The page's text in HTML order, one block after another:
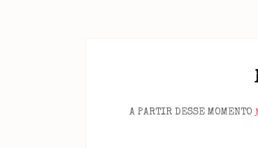
A PARTIR DESSE MOMENTO